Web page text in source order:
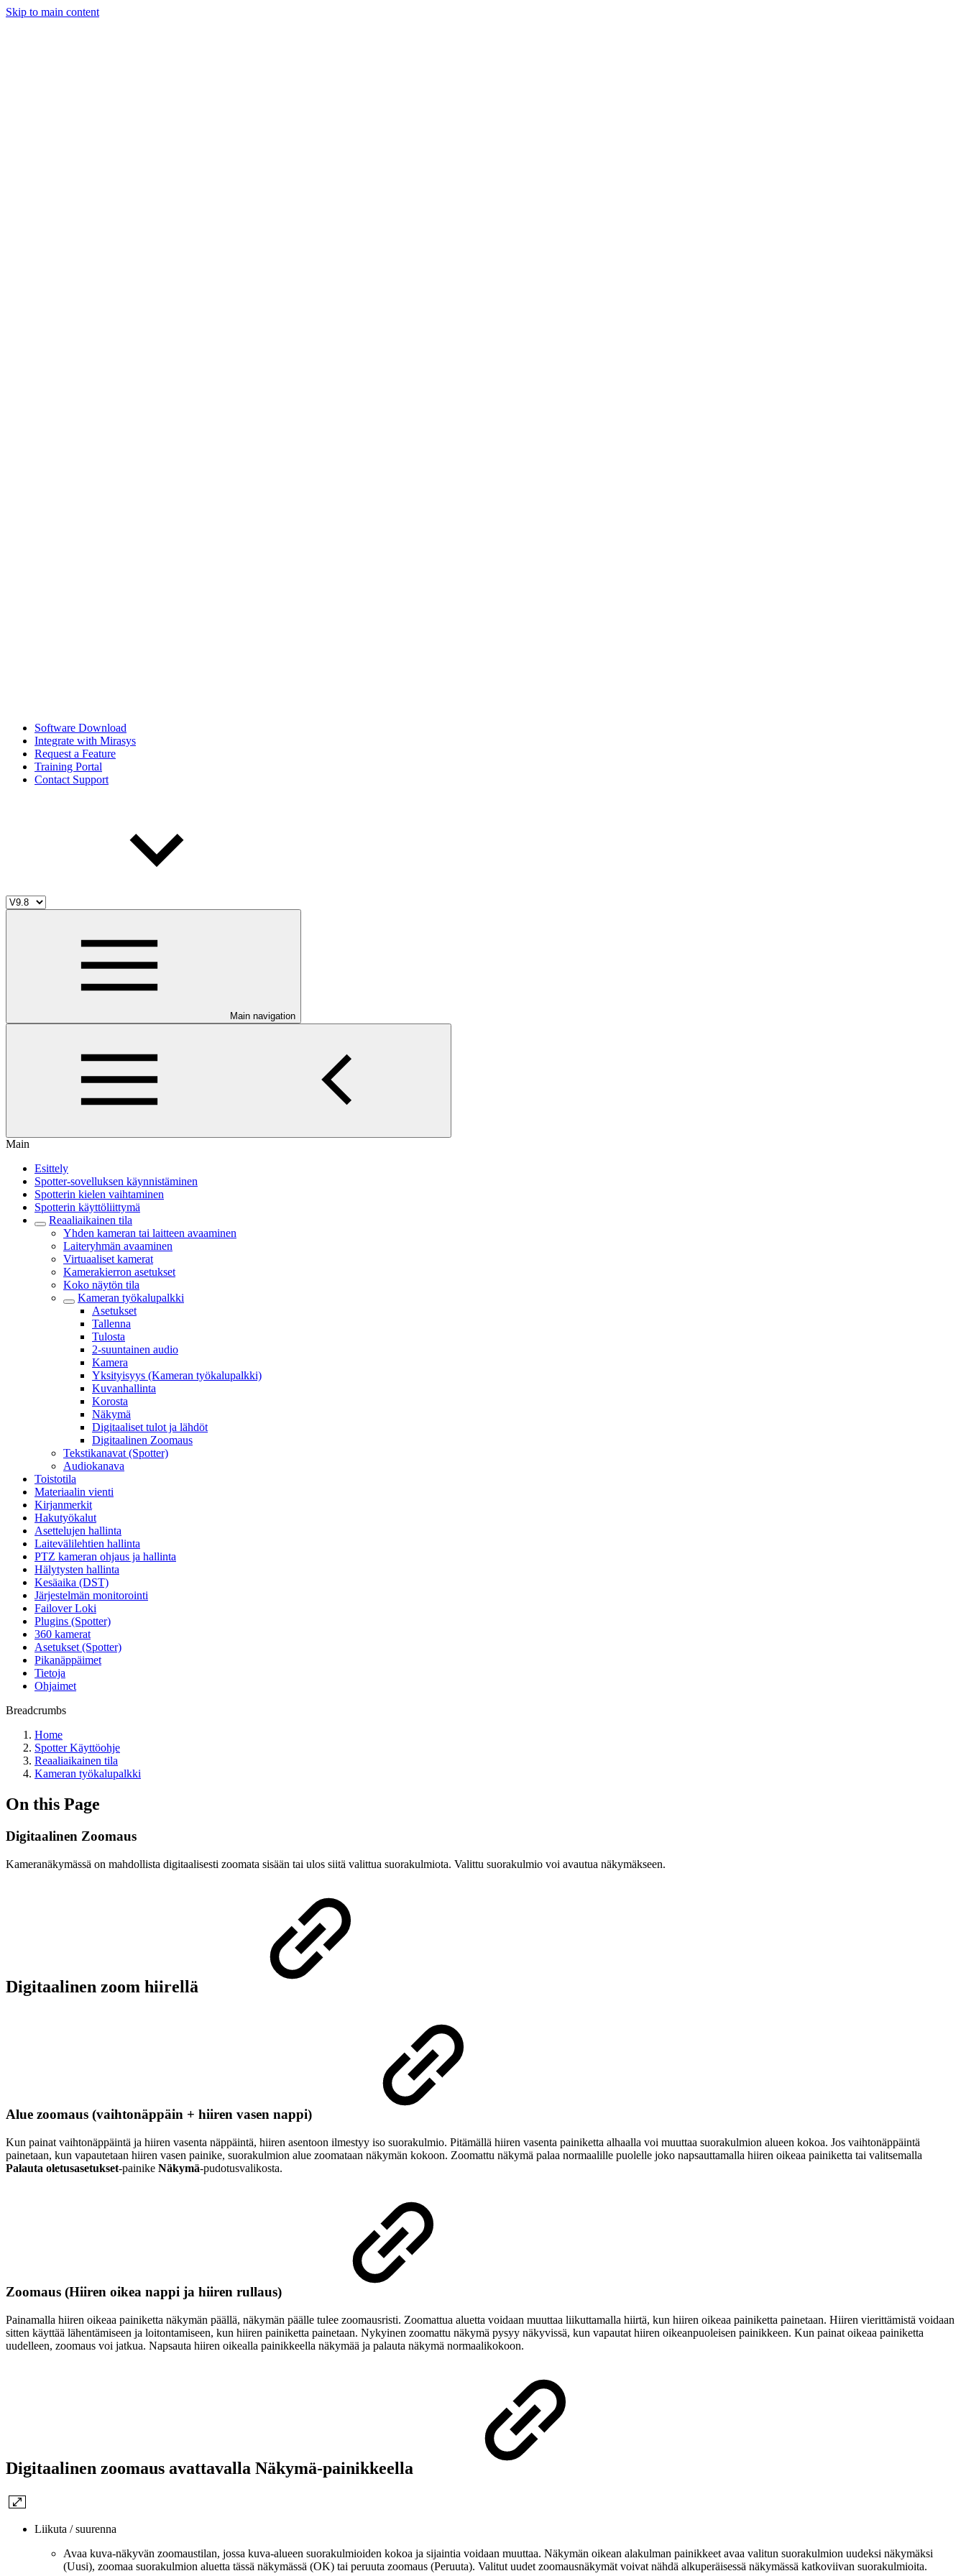
Skip to main content
Software Download
Integrate with Mirasys
Request a Feature
Training Portal
Contact Support
Main navigation
Main
Esittely
Spotter-sovelluksen käynnistäminen
Spotterin kielen vaihtaminen
Spotterin käyttöliittymä
Reaaliaikainen tila
Yhden kameran tai laitteen avaaminen
Laiteryhmän avaaminen
Virtuaaliset kamerat
Kamerakierron asetukset
Koko näytön tila
Kameran työkalupalkki
Asetukset
Tallenna
Tulosta
2-suuntainen audio
Kamera
Yksityisyys (Kameran työkalupalkki)
Kuvanhallinta
Korosta
Näkymä
Digitaaliset tulot ja lähdöt
Digitaalinen Zoomaus
Tekstikanavat (Spotter)
Audiokanava
Toistotila
Materiaalin vienti
Kirjanmerkit
Hakutyökalut
Asettelujen hallinta
Laitevälilehtien hallinta
PTZ kameran ohjaus ja hallinta
Hälytysten hallinta
Kesäaika (DST)
Järjestelmän monitorointi
Failover Loki
Plugins (Spotter)
360 kamerat
Asetukset (Spotter)
Pikanäppäimet
Tietoja
Ohjaimet
Breadcrumbs
Home
Spotter Käyttöohje
Reaaliaikainen tila
Kameran työkalupalkki
On this Page
Digitaalinen Zoomaus
Kameranäkymässä on mahdollista digitaalisesti zoomata sisään tai ulos siitä valittua suorakulmiota. Valittu suorakulmio voi avautua näkymäkseen.
Digitaalinen zoom hiirellä
Alue zoomaus (vaihtonäppäin + hiiren vasen nappi)
Kun painat vaihtonäppäintä ja hiiren vasenta näppäintä, hiiren asentoon ilmestyy iso suorakulmio. Pitämällä hiiren vasenta painiketta alhaalla voi muuttaa suorakulmion alueen kokoa. Jos vaihtonäppäintä
painetaan, kun vapautetaan hiiren vasen painike, suorakulmion alue zoomataan näkymän kokoon. Zoomattu näkymä palaa normaalille puolelle joko napsauttamalla hiiren oikeaa painiketta tai valitsemalla
Palauta oletusasetukset-painike Näkymä-pudotusvalikosta.
Zoomaus (Hiiren oikea nappi ja hiiren rullaus)
Painamalla hiiren oikeaa painiketta näkymän päällä, näkymän päälle tulee zoomausristi. Zoomattua aluetta voidaan muuttaa liikuttamalla hiirtä, kun hiiren oikeaa painiketta painetaan. Hiiren vierittämistä voidaan
sitten käyttää lähentämiseen ja loitontamiseen, kun hiiren painiketta painetaan. Nykyinen zoomattu näkymä pysyy näkyvissä, kun vapautat hiiren oikeanpuoleisen painikkeen. Kun painat oikeaa painiketta
uudelleen, zoomaus voi jatkua. Napsauta hiiren oikealla painikkeella näkymää ja palauta näkymä normaalikokoon.
Digitaalinen zoomaus avattavalla Näkymä-painikkeella
Liikuta / suurenna
Avaa kuva-näkyvän zoomaustilan, jossa kuva-alueen suorakulmioiden kokoa ja sijaintia voidaan muuttaa. Näkymän oikean alakulman painikkeet avaa valitun suorakulmion uudeksi näkymäksi
(Uusi), zoomaa suorakulmion aluetta tässä näkymässä (OK) tai peruuta zoomaus (Peruuta). Valitut uudet zoomausnäkymät voivat nähdä alkuperäisessä näkymässä katkoviivan suorakulmioita.